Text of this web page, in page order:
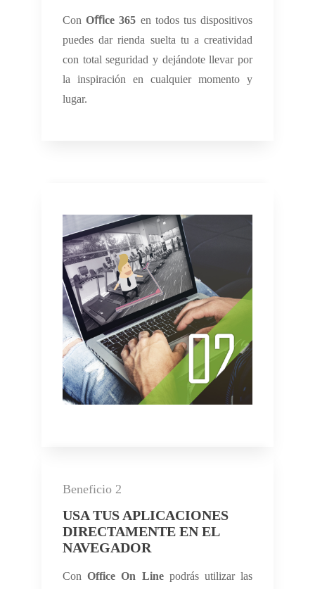
ConOﬃce 365 en todos tus dispositivos
puedes dar rienda suelta tu a creatividad
con total seguridad y dejándote llevar por
la inspiración en cualquier momento y
lugar.
Beneficio 2
USA TUS APLICACIONES
DIRECTAMENTE EN EL
NAVEGADOR
ConOffice On Linepodrás utilizar las